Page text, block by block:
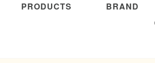
PRODUCTS BRAND